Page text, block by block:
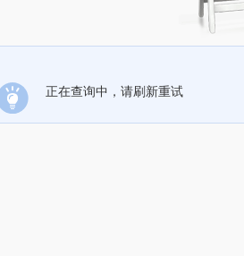
正在查询中，请刷新重试